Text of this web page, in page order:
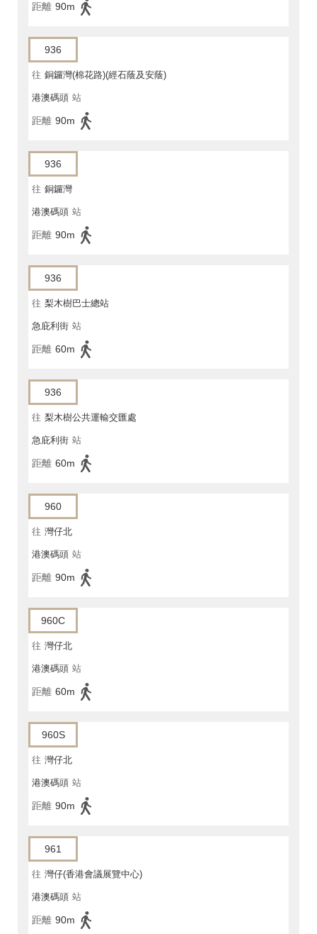
距離 90m
936
往 銅鑼灣(棉花路)(經石蔭及安蔭)
港澳碼頭 站
距離 90m
936
往 銅鑼灣
港澳碼頭 站
距離 90m
936
往 梨木樹巴士總站
急庇利街 站
距離 60m
936
往 梨木樹公共運輸交匯處
急庇利街 站
距離 60m
960
往 灣仔北
港澳碼頭 站
距離 90m
960C
往 灣仔北
港澳碼頭 站
距離 60m
960S
往 灣仔北
港澳碼頭 站
距離 90m
961
往 灣仔(香港會議展覽中心)
港澳碼頭 站
距離 90m